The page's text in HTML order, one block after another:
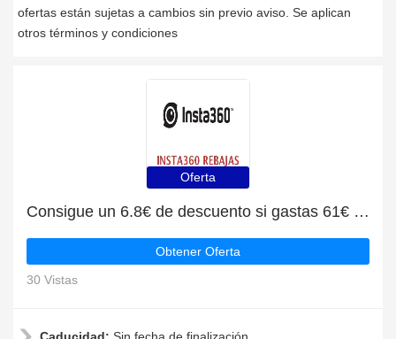
ofertas están sujetas a cambios sin previo aviso. Se aplican
otros términos y condiciones
Oferta
Consigue un 6.8€ de descuento si gastas 61€ en Insta360
Obtener Oferta
30 Vistas